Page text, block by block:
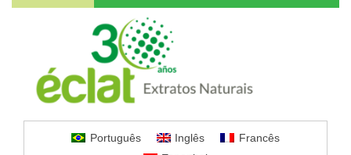
Português Inglês
Francês